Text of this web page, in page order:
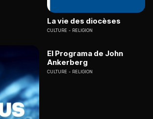
La vie des diocèses
CULTURE RELIGION
El Programa de John
Ankerberg
CULTURE RELIGION